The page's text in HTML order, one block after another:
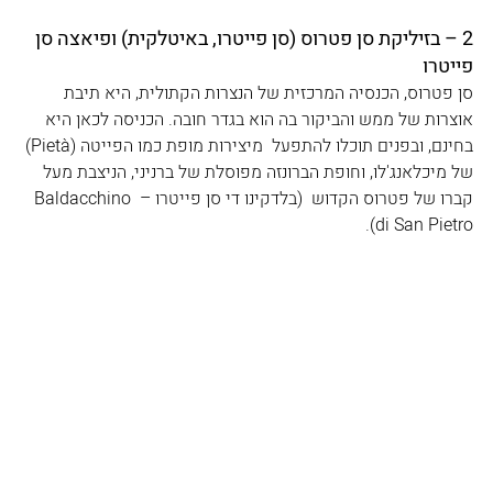
2 – בזיליקת סן פטרוס (סן פייטרו, באיטלקית) ופיאצה סן
פייטרו
סן פטרוס, הכנסיה המרכזית של הנצרות הקתולית, היא תיבת
אוצרות של ממש והביקור בה הוא בגדר חובה. הכניסה לכאן היא
בחינם, ובפנים תוכלו להתפעל  מיצירות מופת כמו הפייטה (Pietà)
של מיכלאנג'לו, וחופת הברונזה מפוסלת של ברניני, הניצבת מעל
קברו של פטרוס הקדוש  (בלדקינו די סן פייטרו – Baldacchino
di San Pietro).